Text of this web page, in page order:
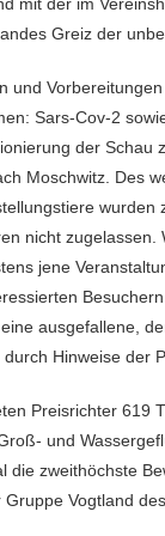
Greiz der
und
Sars-Cov-2
der Schau
Moschwitz. Des
nicht
jene
ausgefallene,
Hinweise der
Preisrichter 619
und
die zweithöchste
Vogtland